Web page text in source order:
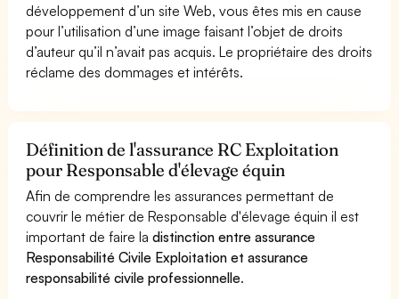
développement d’un site Web, vous êtes mis en cause
pour l’utilisation d’une image faisant l’objet de droits
d’auteur qu’il n’avait pas acquis. Le propriétaire des droits
réclame des dommages et intérêts.
Définition de l'assurance RC Exploitation
pour Responsable d'élevage équin
Afin de comprendre les assurances permettant de
couvrir le métier de Responsable d'élevage équin il est
important de faire ladistinction entre assurance
Responsabilité Civile Exploitation et assurance
responsabilité civile professionnelle.